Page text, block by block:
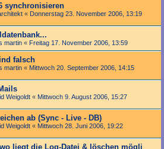
synchronisieren
« Donnerstag 23. November 2006, 13:19
martin « Freitag 17. November 2006, 13:59
falsch
martin « Mittwoch 20. September 2006, 14:15
Weigoldt « Mittwoch 9. August 2006, 15:27
ab (Sync - Live - DB)
Weigoldt « Mittwoch 28. Juni 2006, 19:22
liegt die Log-Datei & löschen mögli